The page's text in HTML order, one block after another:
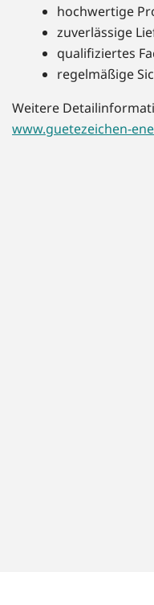
hochwertige
zuverlässige
qualifiziertes
regelmäßige
Weitere
www.guetezeichen-